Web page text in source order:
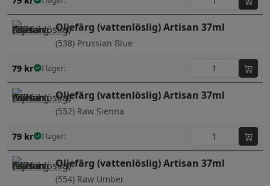
Oljefärg (vattenlöslig) Artisan 37ml
(538) Prussian Blue
79 kr I lager:
Oljefärg (vattenlöslig) Artisan 37ml
(552) Raw Sienna
79 kr I lager:
Oljefärg (vattenlöslig) Artisan 37ml
(554) Raw Umber